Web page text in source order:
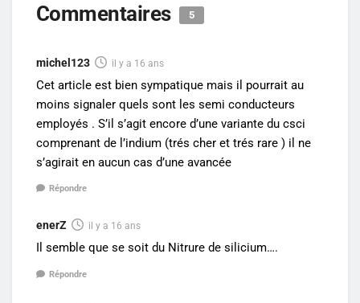
Commentaires 5
michel123 il y a 16 ans
Cet article est bien sympatique mais il pourrait au
moins signaler quels sont les semi conducteurs
employés . S’il s’agit encore d’une variante du csci
comprenant de l’indium (trés cher et trés rare ) il ne
s’agirait en aucun cas d’une avancée
Répondre
enerZ il y a 16 ans
Il semble que se soit du Nitrure de silicium….
Répondre